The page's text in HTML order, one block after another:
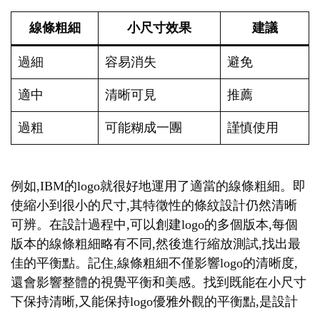
線條粗細 小尺寸效果 建議
過細 容易消失 避免
適中 清晰可見 推薦
過粗 可能糊成一團 謹慎使用
例如,IBM的logo就很好地運用了適當的線條粗細。即
使縮小到很小的尺寸,其特徵性的條紋設計仍然清晰
可辨。在設計過程中,可以創建logo的多個版本,每個
版本的線條粗細略有不同,然後進行縮放測試,找出最
佳的平衡點。記住,線條粗細不僅影響logo的清晰度,
還會影響整體的視覺平衡和美感。找到既能在小尺寸
下保持清晰,又能保持logo優雅外觀的平衡點,是設計